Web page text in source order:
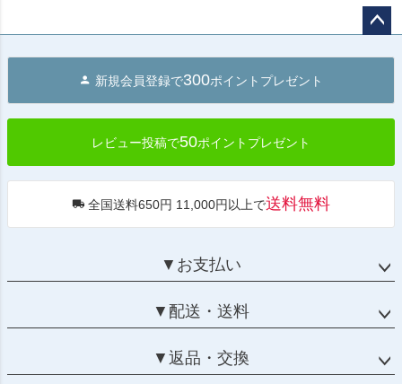
へ
新規会員登録で300ポイントプレゼント
レビュー投稿で50ポイントプレゼント
全国送料650円 11,000円以上で送料無料
▼お支払い
▼配送・送料
▼返品・交換